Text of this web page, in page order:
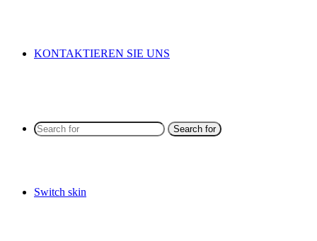
KONTAKTIEREN SIE UNS
Search for
Switch skin